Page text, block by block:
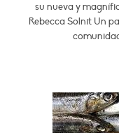
su nueva y
Rebecca Solnit Un